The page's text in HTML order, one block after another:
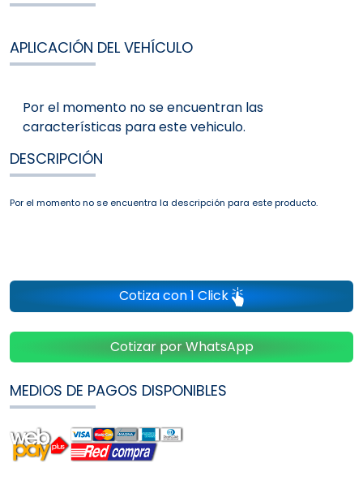
APLICACIÓN DEL VEHÍCULO
Por el momento no se encuentran las
características para este vehiculo.
DESCRIPCIÓN
Por el momento no se encuentra la descripción para este producto.
Cotiza con 1 Click
Cotizar por WhatsApp
MEDIOS DE PAGOS DISPONIBLES